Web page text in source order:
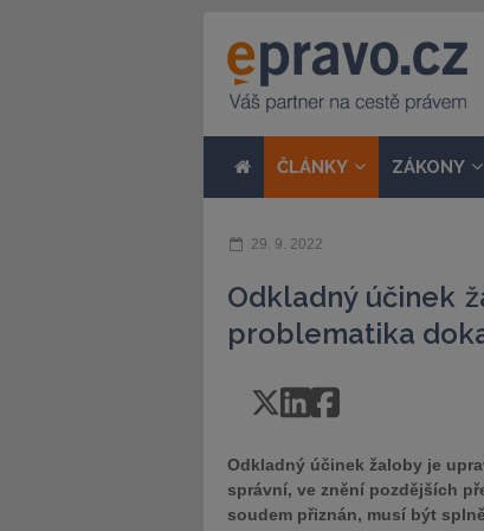
ČLÁNKY ZÁKONY
29. 9. 2022
Odkladný účinek
problematika
Odkladný účinek žaloby je
správní, ve znění pozdějších
soudem přiznán, musí být